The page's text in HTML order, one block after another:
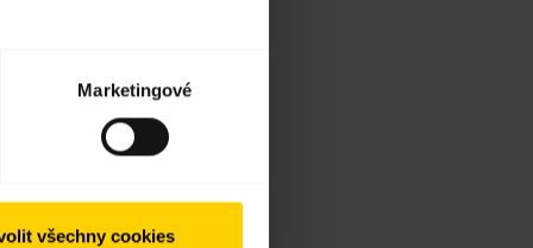
Marketingové
všechny cookies